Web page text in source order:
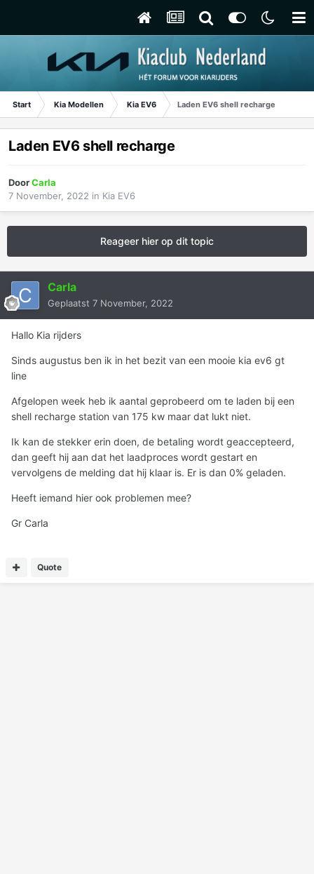
Start Kia Modellen Kia EV6 Laden EV6 shell recharge
Laden EV6 shell recharge
DoorCarla
7 November, 2022 in Kia EV6
Reageer hier op dit topic
Carla
Geplaatst 7 November, 2022
Hallo Kia rijders
Sinds augustus ben ik in het bezit van een mooie kia ev6 gt
line
Afgelopen week heb ik aantal geprobeerd om te laden bij een
shell recharge station van 175 kw maar dat lukt niet.
Ik kan de stekker erin doen, de betaling wordt geaccepteerd,
dan geeft hij aan dat het laadproces wordt gestart en
vervolgens de melding dat hij klaar is. Er is dan 0% geladen.
Heeft iemand hier ook problemen mee?
Gr Carla
Quote